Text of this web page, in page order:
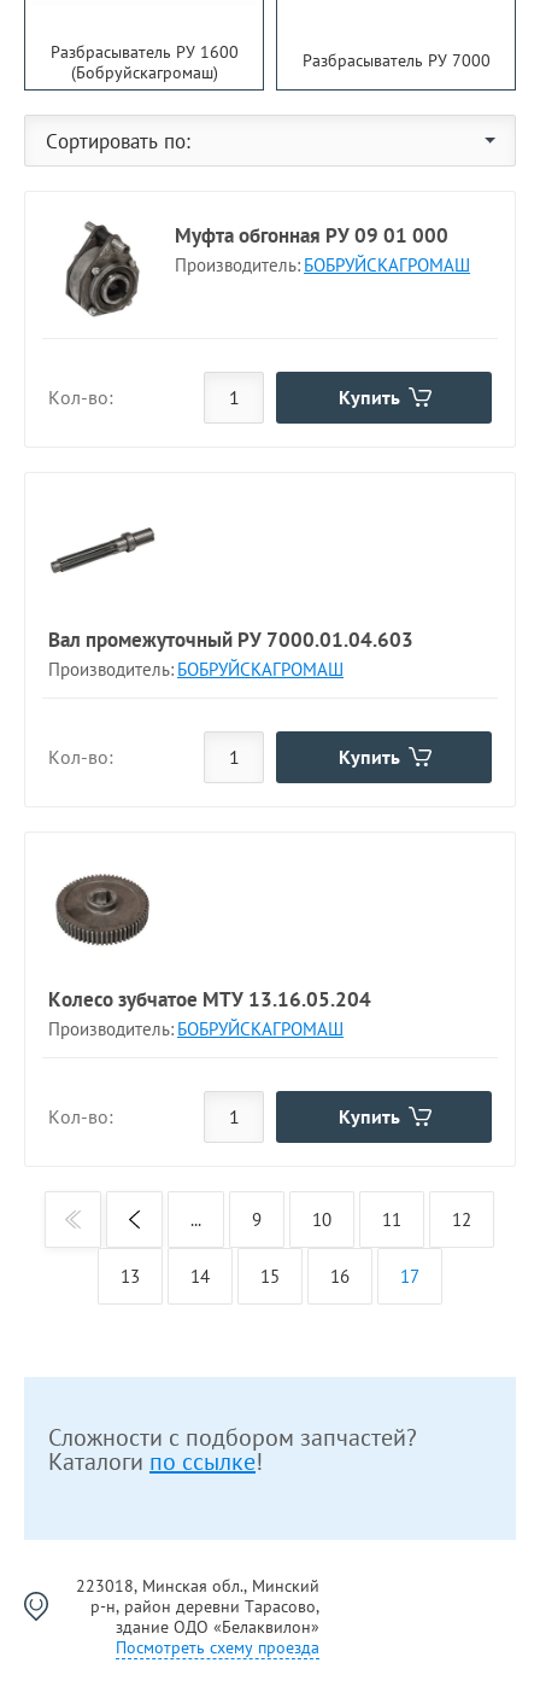
Разбрасыватель РУ 1600
(Бобруйскагромаш)
Разбрасыватель РУ 7000
Сортировать по:
Муфта обгонная РУ 09 01 000
Производитель: БОБРУЙСКАГРОМАШ
Кол-во: Купить
Вал промежуточный РУ 7000.01.04.603
Производитель: БОБРУЙСКАГРОМАШ
Кол-во: Купить
Колесо зубчатое МТУ 13.16.05.204
Производитель: БОБРУЙСКАГРОМАШ
Кол-во: Купить
... 9 10 11 12
13 14 15 16 17
Сложности с подбором запчастей?
Каталоги по ссылке!
223018, Минская обл., Минский
р-н, район деревни Тарасово,
здание ОДО «Белаквилон»
Посмотреть схему проезда